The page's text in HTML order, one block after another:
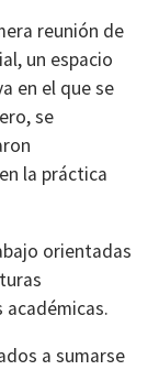
reunión de
un espacio
en el que se
se
la práctica
orientadas
a sumarse